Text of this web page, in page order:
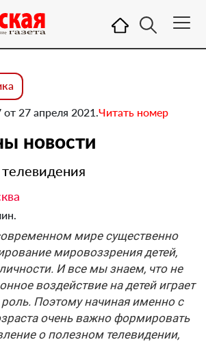
27 апреля 2021.Читать номер
новости
мире существенно
мировоззрения детей,
И все мы знаем, что не
воздействие на детей играет
Поэтому начиная именно с
очень важно формировать
о полезном телевидении,